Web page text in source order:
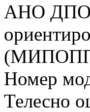
АНО ДПО
Номер
Телесно